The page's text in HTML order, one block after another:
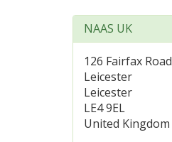
NAAS UK
126 Fairfax Road
Leicester
Leicester
LE4 9EL
United Kingdom